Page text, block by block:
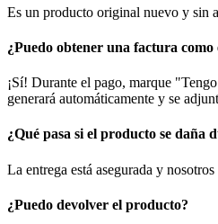
Es un producto original nuevo y sin
¿Puedo obtener una factura como
¡Sí! Durante el pago, marque
generará automáticamente y se
¿Qué pasa si el producto se daña
La entrega está asegurada y
¿Puedo devolver el producto?